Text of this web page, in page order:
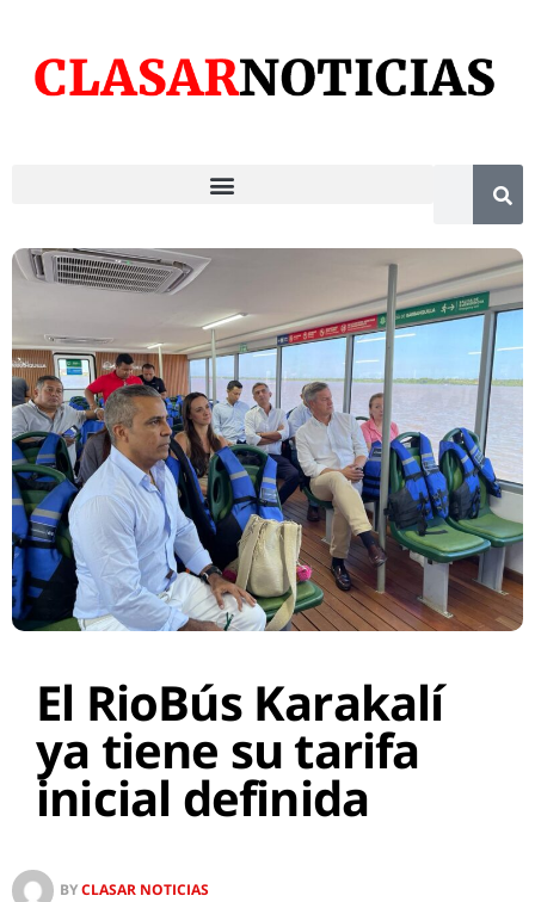
El RioBús Karakalí
ya tiene su tarifa
inicial definida
BYCLASAR NOTICIAS